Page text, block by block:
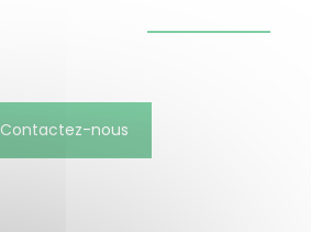
Contactez-nous